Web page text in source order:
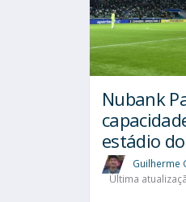
Nubank
estádio
Guilherme
Última